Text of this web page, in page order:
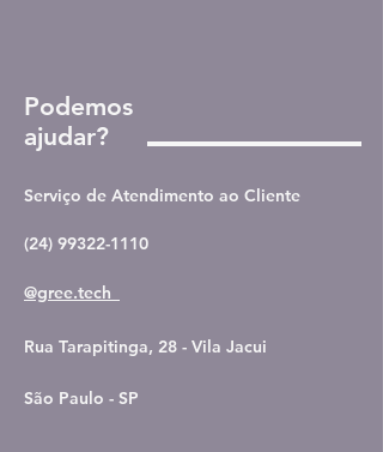
Podemos
ajudar?
Serviço de Atendimento ao Cliente
(24) 99322-1110
@gree.tech_
Rua Tarapitinga, 28 - Vila Jacui
São Paulo - SP